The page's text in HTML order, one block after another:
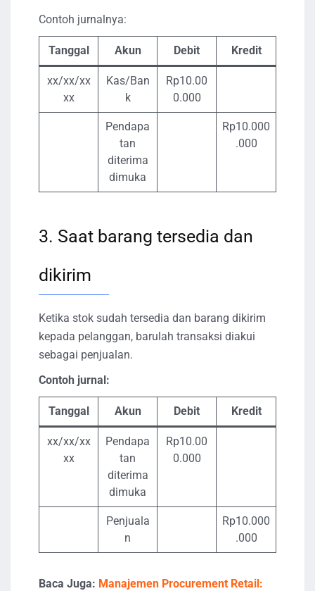
Contoh jurnalnya:
Tanggal Akun Debit Kredit
xx/xx/xx
xx
Kas/Ban
k
Rp10.00
0.000
Pendapa
tan
diterima
dimuka
Rp10.000
.000
3. Saat barang tersedia dan
dikirim
Ketika stok sudah tersedia dan barang dikirim
kepada pelanggan, barulah transaksi diakui
sebagai penjualan.
Contoh jurnal:
Tanggal Akun Debit Kredit
xx/xx/xx
xx
Pendapa
tan
diterima
dimuka
Rp10.00
0.000
Penjuala
n
Rp10.000
.000
Baca Juga: Manajemen Procurement Retail: